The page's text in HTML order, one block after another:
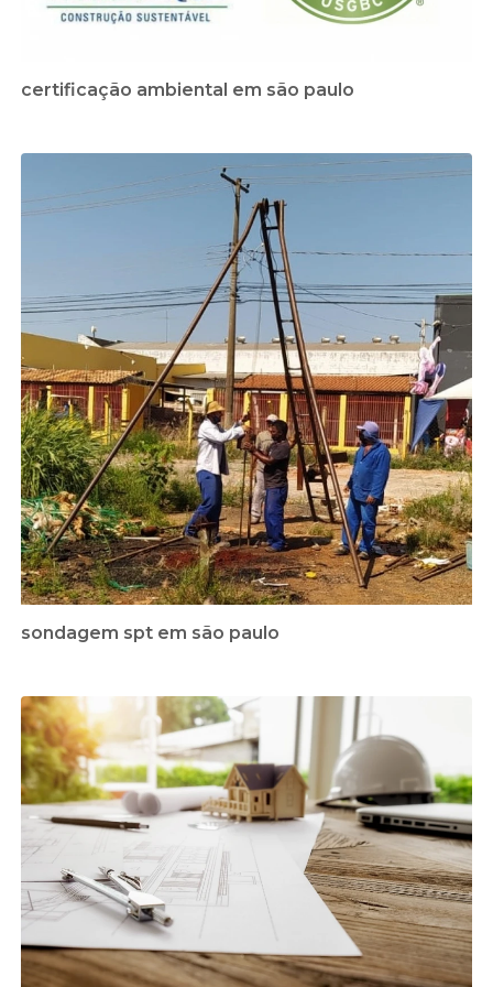
certificação ambiental em são paulo
sondagem spt em são paulo